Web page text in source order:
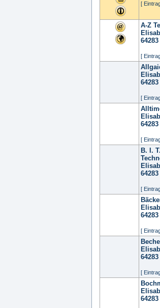
[
A-Z
64283
[
64283
[
64283
[
B. I.
64283
[
64283
[
64283
[
64283